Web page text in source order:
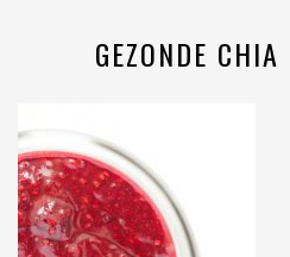
GEZONDE